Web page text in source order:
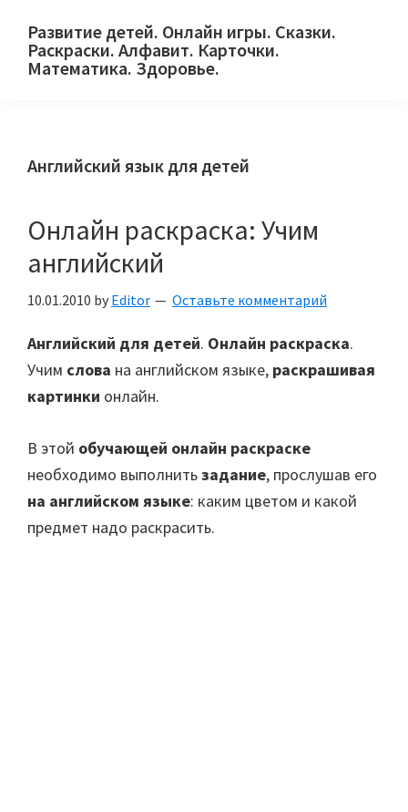
primary
main
primary
Развитие детей. Онлайн игры. Сказки.
Раскраски. Алфавит. Карточки.
Математика. Здоровье.
и
родителей.
Английский язык для детей
Онлайн раскраска: Учим
английский
10.01.2010 by Editor Оставьте комментарий
Английский для детей. Онлайн раскраска.
Учим слова на английском языке, раскрашивая
картинки онлайн.
В этой обучающей онлайн раскраске
необходимо выполнитьзадание, прослушав его
на английском языке: каким цветом и какой
предмет надо раскрасить.